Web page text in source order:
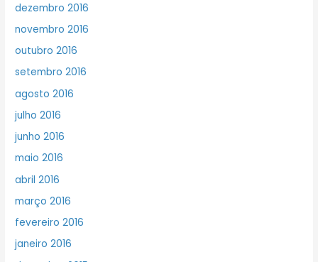
dezembro 2016
novembro 2016
outubro 2016
setembro 2016
agosto 2016
julho 2016
junho 2016
maio 2016
abril 2016
março 2016
fevereiro 2016
janeiro 2016